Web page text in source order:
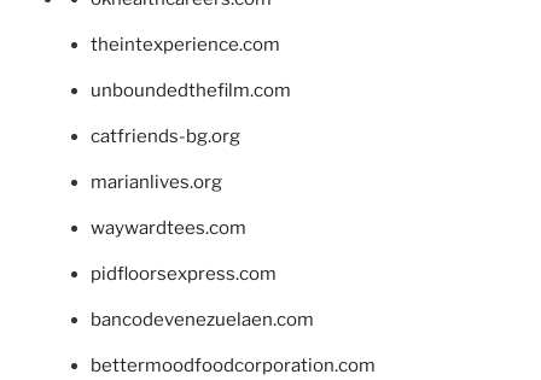
theintexperience.com
unboundedthefilm.com
catfriends-bg.org
marianlives.org
waywardtees.com
pidfloorsexpress.com
bancodevenezuelaen.com
bettermoodfoodcorporation.com